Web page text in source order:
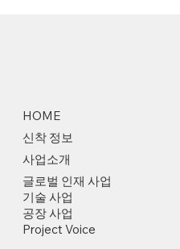
HOME
신착 정보
사업소개
글로벌 인재 사업
기술 사업
공장 사업
Project Voice